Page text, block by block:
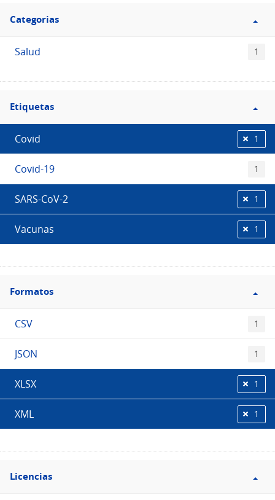
Filtro
Categorias
Categorias
Salud 1
Filtro
Etiquetas
Etiquetas
Covid 1
Covid-19 1
SARS-CoV-2 1
Vacunas 1
Filtro
Formatos
Formatos
CSV 1
JSON 1
XLSX 1
XML 1
Filtro
Licencias
Licencias